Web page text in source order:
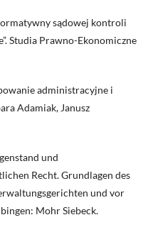
sądowej kontroli
Studia Prawno-Ekonomiczne
administracyjne i
Adamiak, Janusz
und
Recht. Grundlagen des
und vor
Mohr Siebeck.